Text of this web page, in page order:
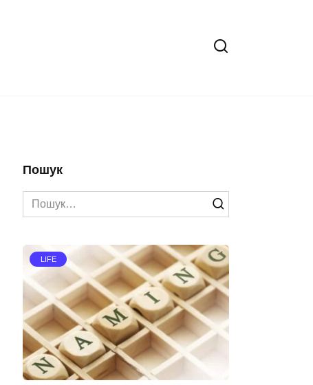
Пошук
Search
for:
LIFE